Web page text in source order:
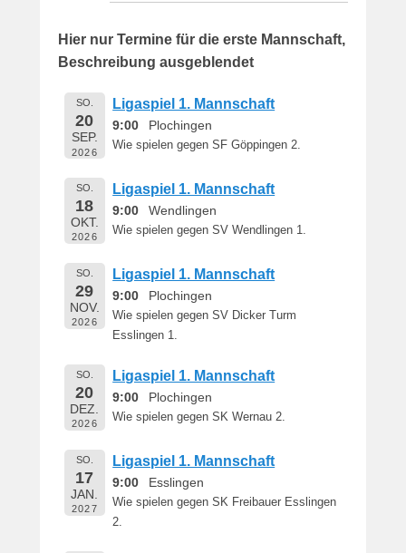
1
.
M
h
d
M
Hier nur Termine für die erste Mannschaft,
Beschreibung ausgeblendet
SO.
20
SEP.
2026
Ligaspiel 1. Mannschaft
9:00 Plochingen
Wie spielen gegen SF Göppingen 2.
SO.
18
OKT.
2026
Ligaspiel 1. Mannschaft
9:00 Wendlingen
Wie spielen gegen SV Wendlingen 1.
SO.
29
NOV.
2026
Ligaspiel 1. Mannschaft
9:00 Plochingen
Wie spielen gegen SV Dicker Turm
Esslingen 1.
SO.
20
DEZ.
2026
Ligaspiel 1. Mannschaft
9:00 Plochingen
Wie spielen gegen SK Wernau 2.
SO.
17
JAN.
2027
Ligaspiel 1. Mannschaft
9:00 Esslingen
Wie spielen gegen SK Freibauer Esslingen
2.